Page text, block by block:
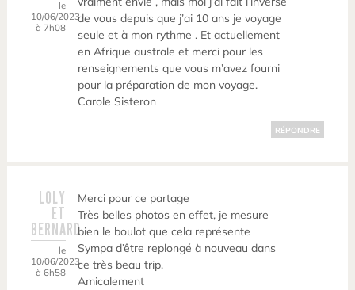
le
10/06/2023
à 7h08
de vous depuis que j’ai 10 ans je voyage
seule et à mon rythme . Et actuellement
en Afrique australe et merci pour les
renseignements que vous m’avez fourni
pour la préparation de mon voyage.
Carole Sisteron
RÉPONDRE
LOLY
ET
BERNARD
le
10/06/2023
à 6h58
Merci pour ce partage
Très belles photos en effet, je mesure
bien le boulot que cela représente
Sympa d’être replongé à nouveau dans
ce très beau trip.
Amicalement